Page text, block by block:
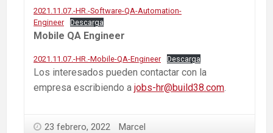
2021.11.07.-HR.-Software-QA-Automation-
Engineer
Descarga
Mobile QA Engineer
2021.11.07.-HR.-Mobile-QA-Engineer Descarga
Los interesados pueden contactar con la
empresa escribiendo a jobs-hr@build38.com.
23 febrero, 2022 Marcel